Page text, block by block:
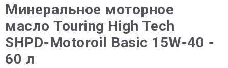
Минеральное моторное
масло Touring High Tech
SHPD-Motoroil Basic 15W-40 -
60 л